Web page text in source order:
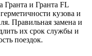
Гранта и Гранта FL
кузова и
Правильная замена и
их срок службы и
поездок.